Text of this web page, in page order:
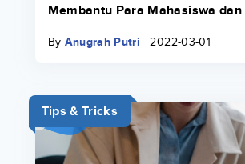
Membantu Para Mahasiswa dan
By Anugrah Putri 2022-03-01
Tips & Tricks